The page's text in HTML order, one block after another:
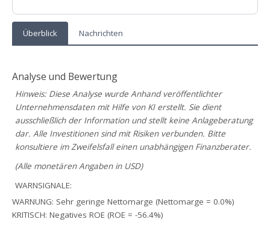
Überblick Nachrichten
Analyse und Bewertung
Hinweis: Diese Analyse wurde Anhand veröffentlichter
Unternehmensdaten mit Hilfe von KI erstellt. Sie dient
ausschließlich der Information und stellt keine Anlageberatung
dar. Alle Investitionen sind mit Risiken verbunden. Bitte
konsultiere im Zweifelsfall einen unabhängigen Finanzberater.
(Alle monetären Angaben in USD)
WARNSIGNALE:
WARNUNG: Sehr geringe Nettomarge (Nettomarge = 0.0%)
KRITISCH: Negatives ROE (ROE = -56.4%)